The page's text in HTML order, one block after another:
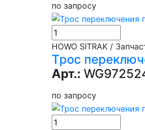
по запросу
HOWO SITRAK /
Трос
Арт.:
по запросу